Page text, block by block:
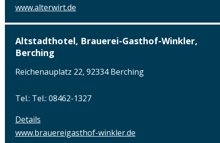
www.alterwirt.de
Altstadthotel, Brauerei-Gasthof-Winkler,
Berching
Reichenauplatz 22, 92334 Berching
Tel.: Tel.: 08462-1327
Details
www.brauereigasthof-winkler.de